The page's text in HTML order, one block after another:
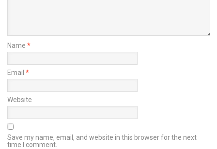
Name *
Email *
Website
Save my name, email, and website in this browser for the next
time I comment.